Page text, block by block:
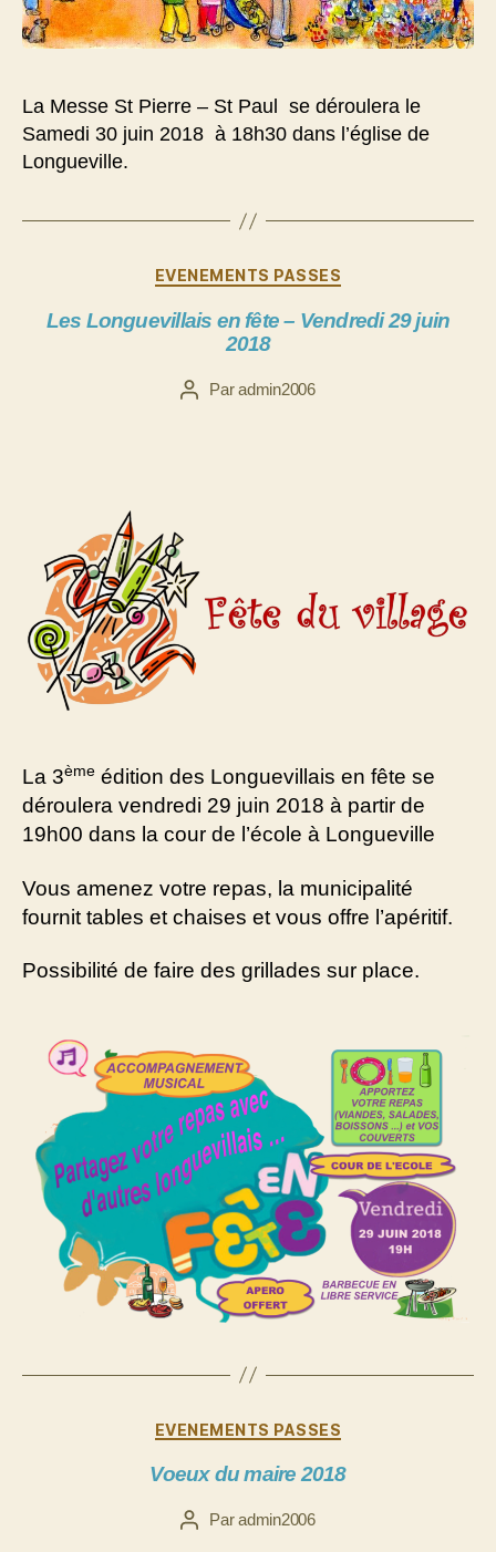
La Messe St Pierre – St Paul se déroulera le
Samedi 30 juin 2018 à 18h30 dans l’église de
Longueville.
Catégories
EVENEMENTS PASSES
Les Longuevillais en fête – Vendredi 29 juin
2018
Auteur
Paradmin2006
La 3ème édition des Longuevillais en fête se
déroulera vendredi 29 juin 2018 à partir de
19h00 dans la cour de l’école à Longueville
Vous amenez votre repas, la municipalité
fournit tables et chaises et vous offre l’apéritif.
Possibilité de faire des grillades sur place.
Catégories
EVENEMENTS PASSES
Voeux du maire 2018
Auteur
Paradmin2006